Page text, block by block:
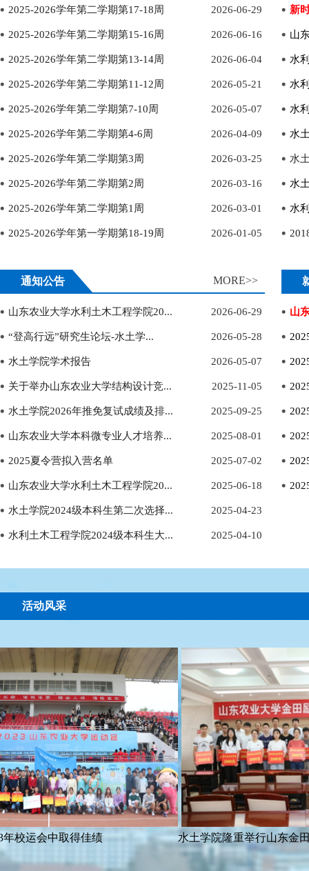
2025-2026学年第二学期第17-18周 2026-06-29
2025-2026学年第二学期第15-16周 2026-06-16
2025-2026学年第二学期第13-14周 2026-06-04
2025-2026学年第二学期第11-12周 2026-05-21
2025-2026学年第二学期第7-10周 2026-05-07
2025-2026学年第二学期第4-6周 2026-04-09
2025-2026学年第二学期第3周 2026-03-25
2025-2026学年第二学期第2周 2026-03-16
2025-2026学年第二学期第1周 2026-03-01
2025-2026学年第一学期第18-19周 2026-01-05
新
山
水
水
水
水
水
水
水
通知公告 MORE>>
山东农业大学水利土木工程学院20... 2026-06-29
“登高行远”研究生论坛-水土学... 2026-05-28
水土学院学术报告 2026-05-07
关于举办山东农业大学结构设计竞... 2025-11-05
水土学院2026年推免复试成绩及排... 2025-09-25
山东农业大学本科微专业人才培养... 2025-08-01
2025夏令营拟入营名单 2025-07-02
山东农业大学水利土木工程学院20... 2025-06-18
水土学院2024级本科生第二次选择... 2025-04-23
水利土木工程学院2024级本科生大... 2025-04-10
山
活动风采
运会中取得佳绩 水土学院隆重举行山东金田